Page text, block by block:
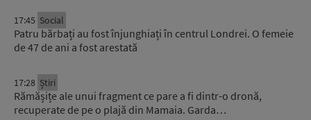
17:45 Social
Patru bărbați au fost înjunghiați în centrul Londrei. O femeie
de 47 de ani a fost arestată
17:28 Știri
Rămășițe ale unui fragment ce pare a fi dintr-o dronă,
recuperate de pe o plajă din Mamaia. Garda…